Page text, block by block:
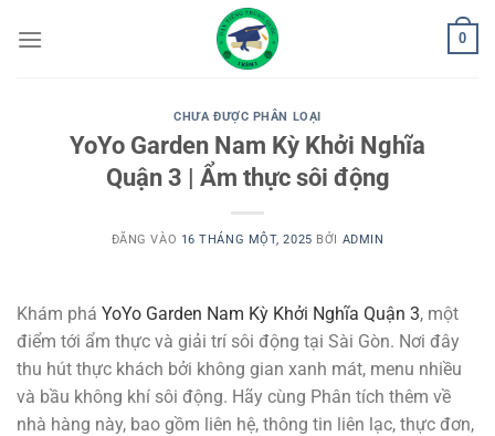
qua
0
CHƯA ĐƯỢC PHÂN LOẠI
YoYo Garden Nam Kỳ Khởi Nghĩa
Quận 3 | Ẩm thực sôi động
ĐĂNG VÀO 16 THÁNG MỘT, 2025 BỞI ADMIN
Khám phá YoYo Garden Nam Kỳ Khởi Nghĩa Quận 3, một
điểm tới ẩm thực và giải trí sôi động tại Sài Gòn. Nơi đây
thu hút thực khách bởi không gian xanh mát, menu nhiều
và bầu không khí sôi động. Hãy cùng Phân tích thêm về
nhà hàng này, bao gồm liên hệ, thông tin liên lạc, thực đơn,